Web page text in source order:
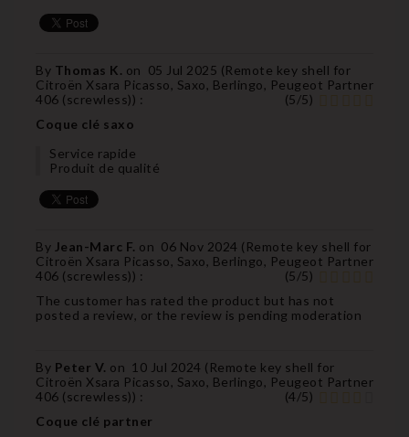
By Thomas K. on 05 Jul 2025 (Remote key shell for
Citroën Xsara Picasso, Saxo, Berlingo, Peugeot Partner
406 (screwless)) : (5/5)
Coque clé saxo
Service rapide
Produit de qualité
By Jean-Marc F. on 06 Nov 2024 ( Remote key shell for
Citroën Xsara Picasso, Saxo, Berlingo, Peugeot Partner
406 (screwless)) : (5/5)
The customer has rated the product but has not
posted a review, or the review is pending moderation
By Peter V. on 10 Jul 2024 ( Remote key shell for
Citroën Xsara Picasso, Saxo, Berlingo, Peugeot Partner
406 (screwless)) : (4/5)
Coque clé partner